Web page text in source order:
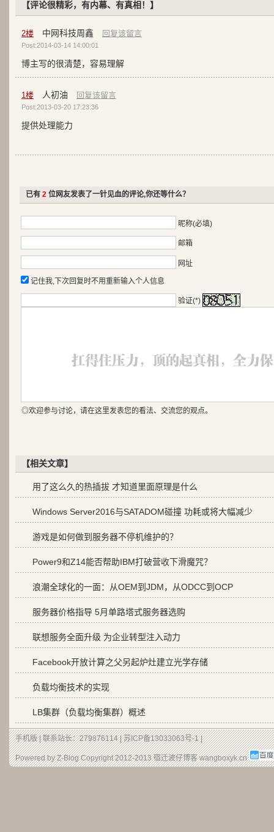
【评论很精彩，有内幕、有真相！】
2楼 中网科技周鑫 回复该留言
Post:2014-03-14 14:00:01
博主写的很清楚，容易理解
1楼 人初油 回复该留言
Post:2013-03-20 17:23:36
提供处理能力
已有 2位网友发表了一针见血的评论,你还等什么？
昵称(必填)
邮箱
网址
记住我,下次回复时不用重新输入个人信息
验证(*)
◎欢迎参与讨论，请在这里发表您的看法、交流您的观点。
【相关文章】
用了这么久的热插拔 才知道里面原理是什么
Windows Server2016与SATADOM碰撞 功耗或将大幅减少
游戏是如何做到服务器不停机维护的？
Power9和Z14能否帮助IBM打破营收下滑魔咒？
浪潮全球化的一面：从OEM到JDM，从ODCC到OCP
服务器价格指导 5月单路塔式服务器选购
联想服务全面升级 为企业转型注入动力
Facebook开放计算之父另起炉灶建立光学存储
负载均衡技术的实现
LB集群（负载均衡集群）概述
手机版| 联系站长：279876114 |苏ICP备13033063号-1|
Powered by Z-Blog Copyright 2012-2013宿迁波仔博客wangboxyk.cn